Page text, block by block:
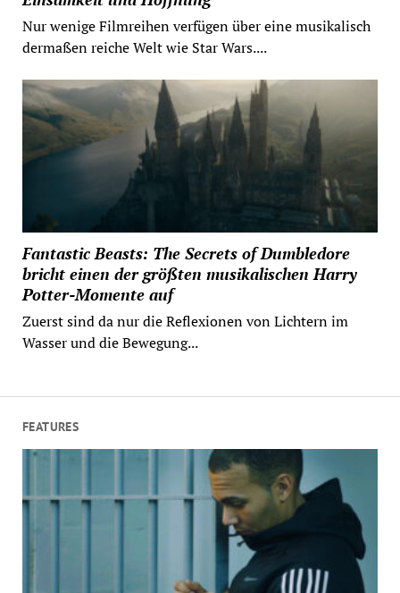
Nur wenige Filmreihen verfügen über eine musikalisch
dermaßen reiche Welt wie Star Wars....
Fantastic Beasts: The Secrets of Dumbledore
bricht einen der größten musikalischen Harry
Potter-Momente auf
Zuerst sind da nur die Reflexionen von Lichtern im
Wasser und die Bewegung...
FEATURES